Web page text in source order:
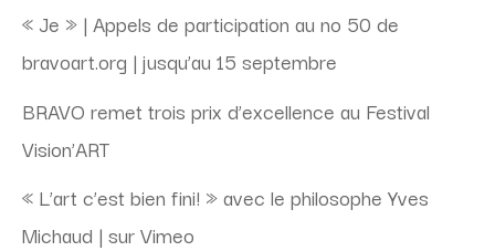
« Je » | Appels de participation au no 50 de
bravoart.org | jusqu’au 15 septembre
BRAVO remet trois prix d’excellence au Festival
Vision’ART
« L’art c’est bien fini! » avec le philosophe Yves
Michaud | sur Vimeo